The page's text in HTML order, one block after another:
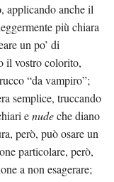
, applicando anche il
più chiara
un po’ di
il vostro colorito,
“da vampiro”;
semplice, truccando
enudeche diano
però, può osare un
particolare, però,
a non esagerare;